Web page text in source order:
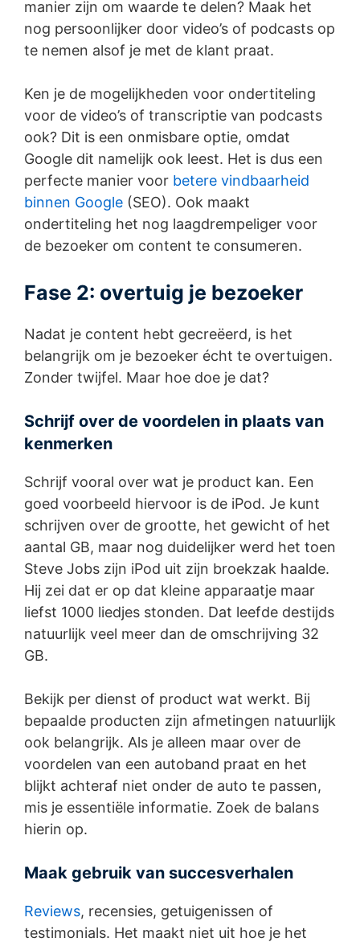
manier zijn om waarde te delen? Maak het
nog persoonlijker door video’s of podcasts op
te nemen alsof je met de klant praat.
Ken je de mogelijkheden voor ondertiteling
voor de video’s of transcriptie van podcasts
ook? Dit is een onmisbare optie, omdat
Google dit namelijk ook leest. Het is dus een
perfecte manier voor betere vindbaarheid
binnen Google (SEO). Ook maakt
ondertiteling het nog laagdrempeliger voor
de bezoeker om content te consumeren.
Fase 2: overtuig je bezoeker
Nadat je content hebt gecreëerd, is het
belangrijk om je bezoeker écht te overtuigen.
Zonder twijfel. Maar hoe doe je dat?
Schrijf over de voordelen in plaats van
kenmerken
Schrijf vooral over wat je product kan. Een
goed voorbeeld hiervoor is de iPod. Je kunt
schrijven over de grootte, het gewicht of het
aantal GB, maar nog duidelijker werd het toen
Steve Jobs zijn iPod uit zijn broekzak haalde.
Hij zei dat er op dat kleine apparaatje maar
liefst 1000 liedjes stonden. Dat leefde destijds
natuurlijk veel meer dan de omschrijving 32
GB.
Bekijk per dienst of product wat werkt. Bij
bepaalde producten zijn afmetingen natuurlijk
ook belangrijk. Als je alleen maar over de
voordelen van een autoband praat en het
blijkt achteraf niet onder de auto te passen,
mis je essentiële informatie. Zoek de balans
hierin op.
Maak gebruik van succesverhalen
Reviews, recensies, getuigenissen of
testimonials. Het maakt niet uit hoe je het